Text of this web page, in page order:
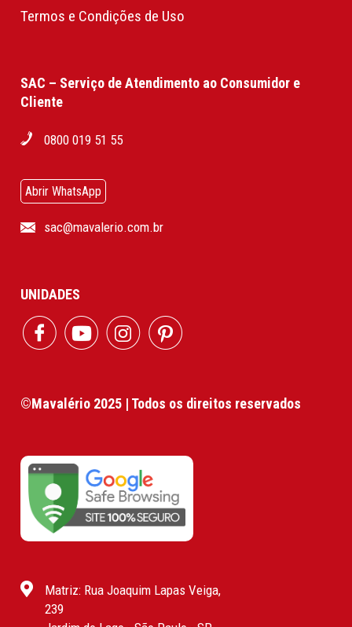
Termos e Condições de Uso
SAC – Serviço de Atendimento ao Consumidor e
Cliente
0800 019 51 55
Abrir WhatsApp
sac@mavalerio.com.br
UNIDADES
©Mavalério 2025 | Todos os direitos reservados
Matriz: Rua Joaquim Lapas Veiga,
239